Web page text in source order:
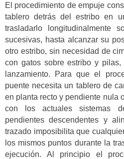
El procedimiento de empuje
tablero detrás del estribo en
trasladarlo longitudinalmente
sucesivas, hasta alcanzar su
otro estribo, sin necesidad de
con gatos sobre estribo y
lanzamiento. Para que el
puente necesita un tablero de
en planta recto y pendiente nula
con los actuales sistemas
pendientes descendentes y
trazado imposibilita que
los mismos puntos durante la
ejecución. Al principio el